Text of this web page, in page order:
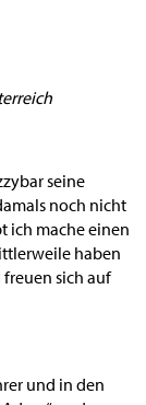
seine
noch nicht
ich mache einen
haben
sich auf
und in den